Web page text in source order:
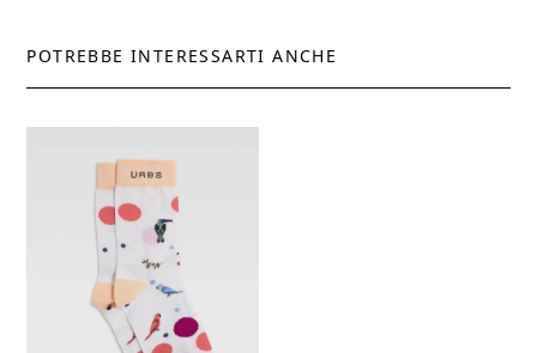
POTREBBE INTERESSARTI ANCHE